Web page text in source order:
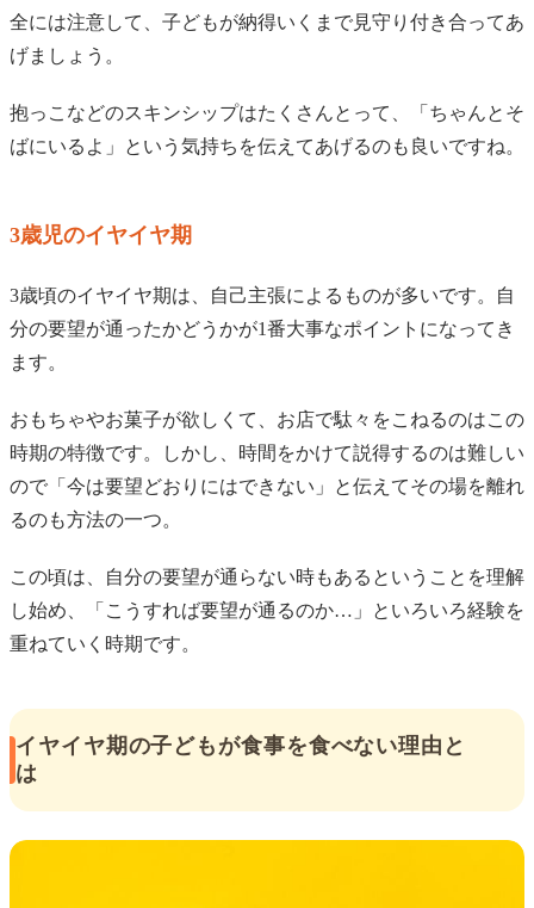
全には注意して、子どもが納得いくまで見守り付き合ってあ
げましょう。
抱っこなどのスキンシップはたくさんとって、「ちゃんとそ
ばにいるよ」という気持ちを伝えてあげるのも良いですね。
3歳児のイヤイヤ期
3歳頃のイヤイヤ期は、自己主張によるものが多いです。自
分の要望が通ったかどうかが1番大事なポイントになってき
ます。
おもちゃやお菓子が欲しくて、お店で駄々をこねるのはこの
時期の特徴です。しかし、時間をかけて説得するのは難しい
ので「今は要望どおりにはできない」と伝えてその場を離れ
るのも方法の一つ。
この頃は、自分の要望が通らない時もあるということを理解
し始め、「こうすれば要望が通るのか…」といろいろ経験を
重ねていく時期です。
イヤイヤ期の子どもが食事を食べない理由と
は